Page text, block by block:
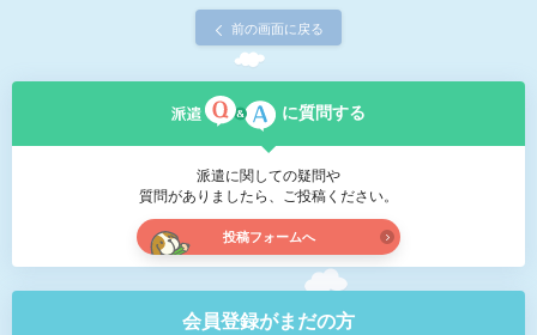
前の画面に戻る
に質問する
派遣に関しての疑問や
質問がありましたら、ご投稿ください。
投稿フォームへ
会員登録がまだの方